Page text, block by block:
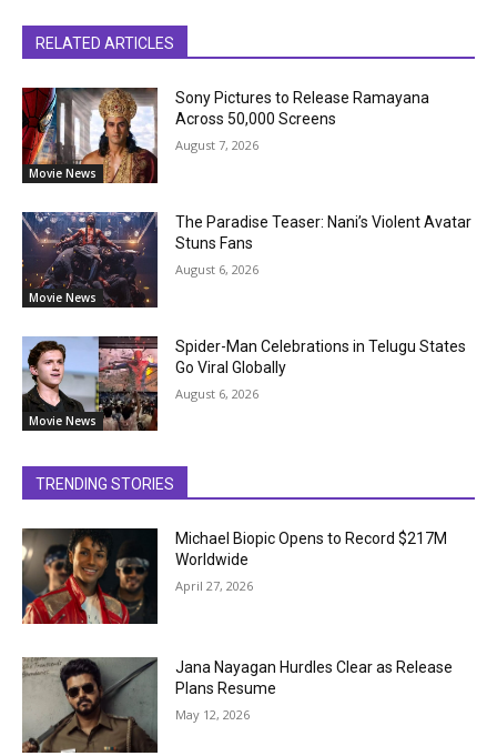
RELATED ARTICLES
Movie News
Sony Pictures to Release Ramayana
Across 50,000 Screens
August 7, 2026
Movie News
The Paradise Teaser: Nani’s Violent Avatar
Stuns Fans
August 6, 2026
Movie News
Spider-Man Celebrations in Telugu States
Go Viral Globally
August 6, 2026
TRENDING STORIES
Michael Biopic Opens to Record $217M
Worldwide
April 27, 2026
Jana Nayagan Hurdles Clear as Release
Plans Resume
May 12, 2026